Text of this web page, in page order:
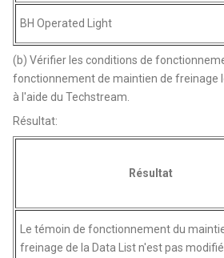
BH Operated Light
(b) Vérifier les conditions de
fonctionnement de maintien de freinage
à l'aide du Techstream.
Résultat:
Résultat
Le témoin de fonctionnement du
freinage de la Data List n'est pas